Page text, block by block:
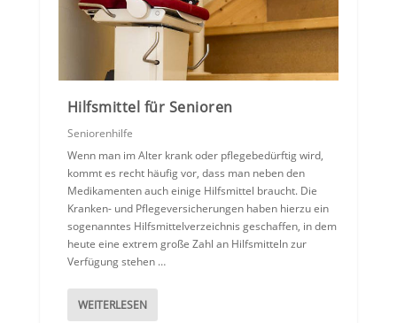
Hilfsmittel für Senioren
Seniorenhilfe
Wenn man im Alter krank oder pflegebedürftig wird,
kommt es recht häufig vor, dass man neben den
Medikamenten auch einige Hilfsmittel braucht. Die
Kranken- und Pflegeversicherungen haben hierzu ein
sogenanntes Hilfsmittelverzeichnis geschaffen, in dem
heute eine extrem große Zahl an Hilfsmitteln zur
Verfügung stehen …
WEITERLESEN